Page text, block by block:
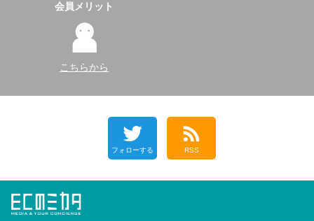
会員メリット
こちらから
フォローする RSS